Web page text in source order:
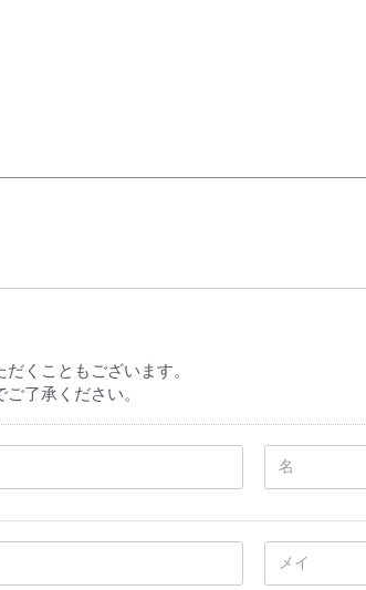
くこともございます。
了承ください。